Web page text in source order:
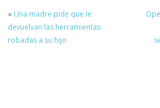
« Una madre pide que le
devuelvan las herramientas
robadas a su hijo